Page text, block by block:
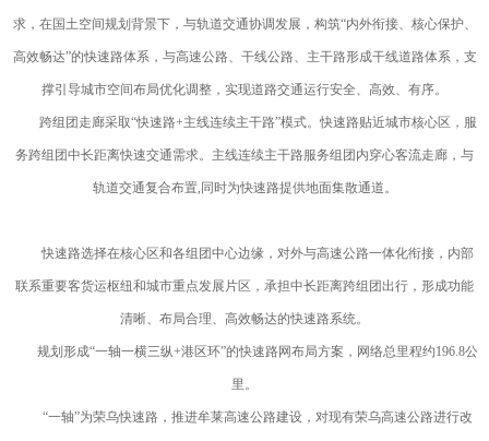
求，在国土空间规划背景下，与轨道交通协调发展，构筑“内外衔接、核心保护、
高效畅达”的快速路体系，与高速公路、干线公路、主干路形成干线道路体系，支
撑引导城市空间布局优化调整，实现道路交通运行安全、高效、有序。
跨组团走廊采取“快速路+主线连续主干路”模式。快速路贴近城市核心区，服
务跨组团中长距离快速交通需求。主线连续主干路服务组团内穿心客流走廊，与
轨道交通复合布置,同时为快速路提供地面集散通道。
快速路选择在核心区和各组团中心边缘，对外与高速公路一体化衔接，内部
联系重要客货运枢纽和城市重点发展片区，承担中长距离跨组团出行，形成功能
清晰、布局合理、高效畅达的快速路系统。
规划形成“一轴一横三纵+港区环”的快速路网布局方案，网络总里程约196.8公
里。
“一轴”为荣乌快速路，推进牟莱高速公路建设，对现有荣乌高速公路进行改